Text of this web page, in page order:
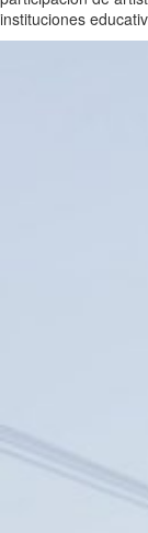
instituciones